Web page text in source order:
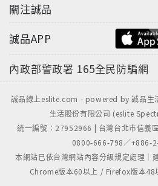
關注誠品
誠品APP
內政部警政署 165全民防騙網
誠品線上eslite.com - powered by 誠品生
生活股份有限公司 (eslite
統一編號：27952966 | 台灣台北市信義
0800-666-798／+886-
本網站已依台灣網站內容分級規定處理｜
Chrome版本60以上 / Firefox版本